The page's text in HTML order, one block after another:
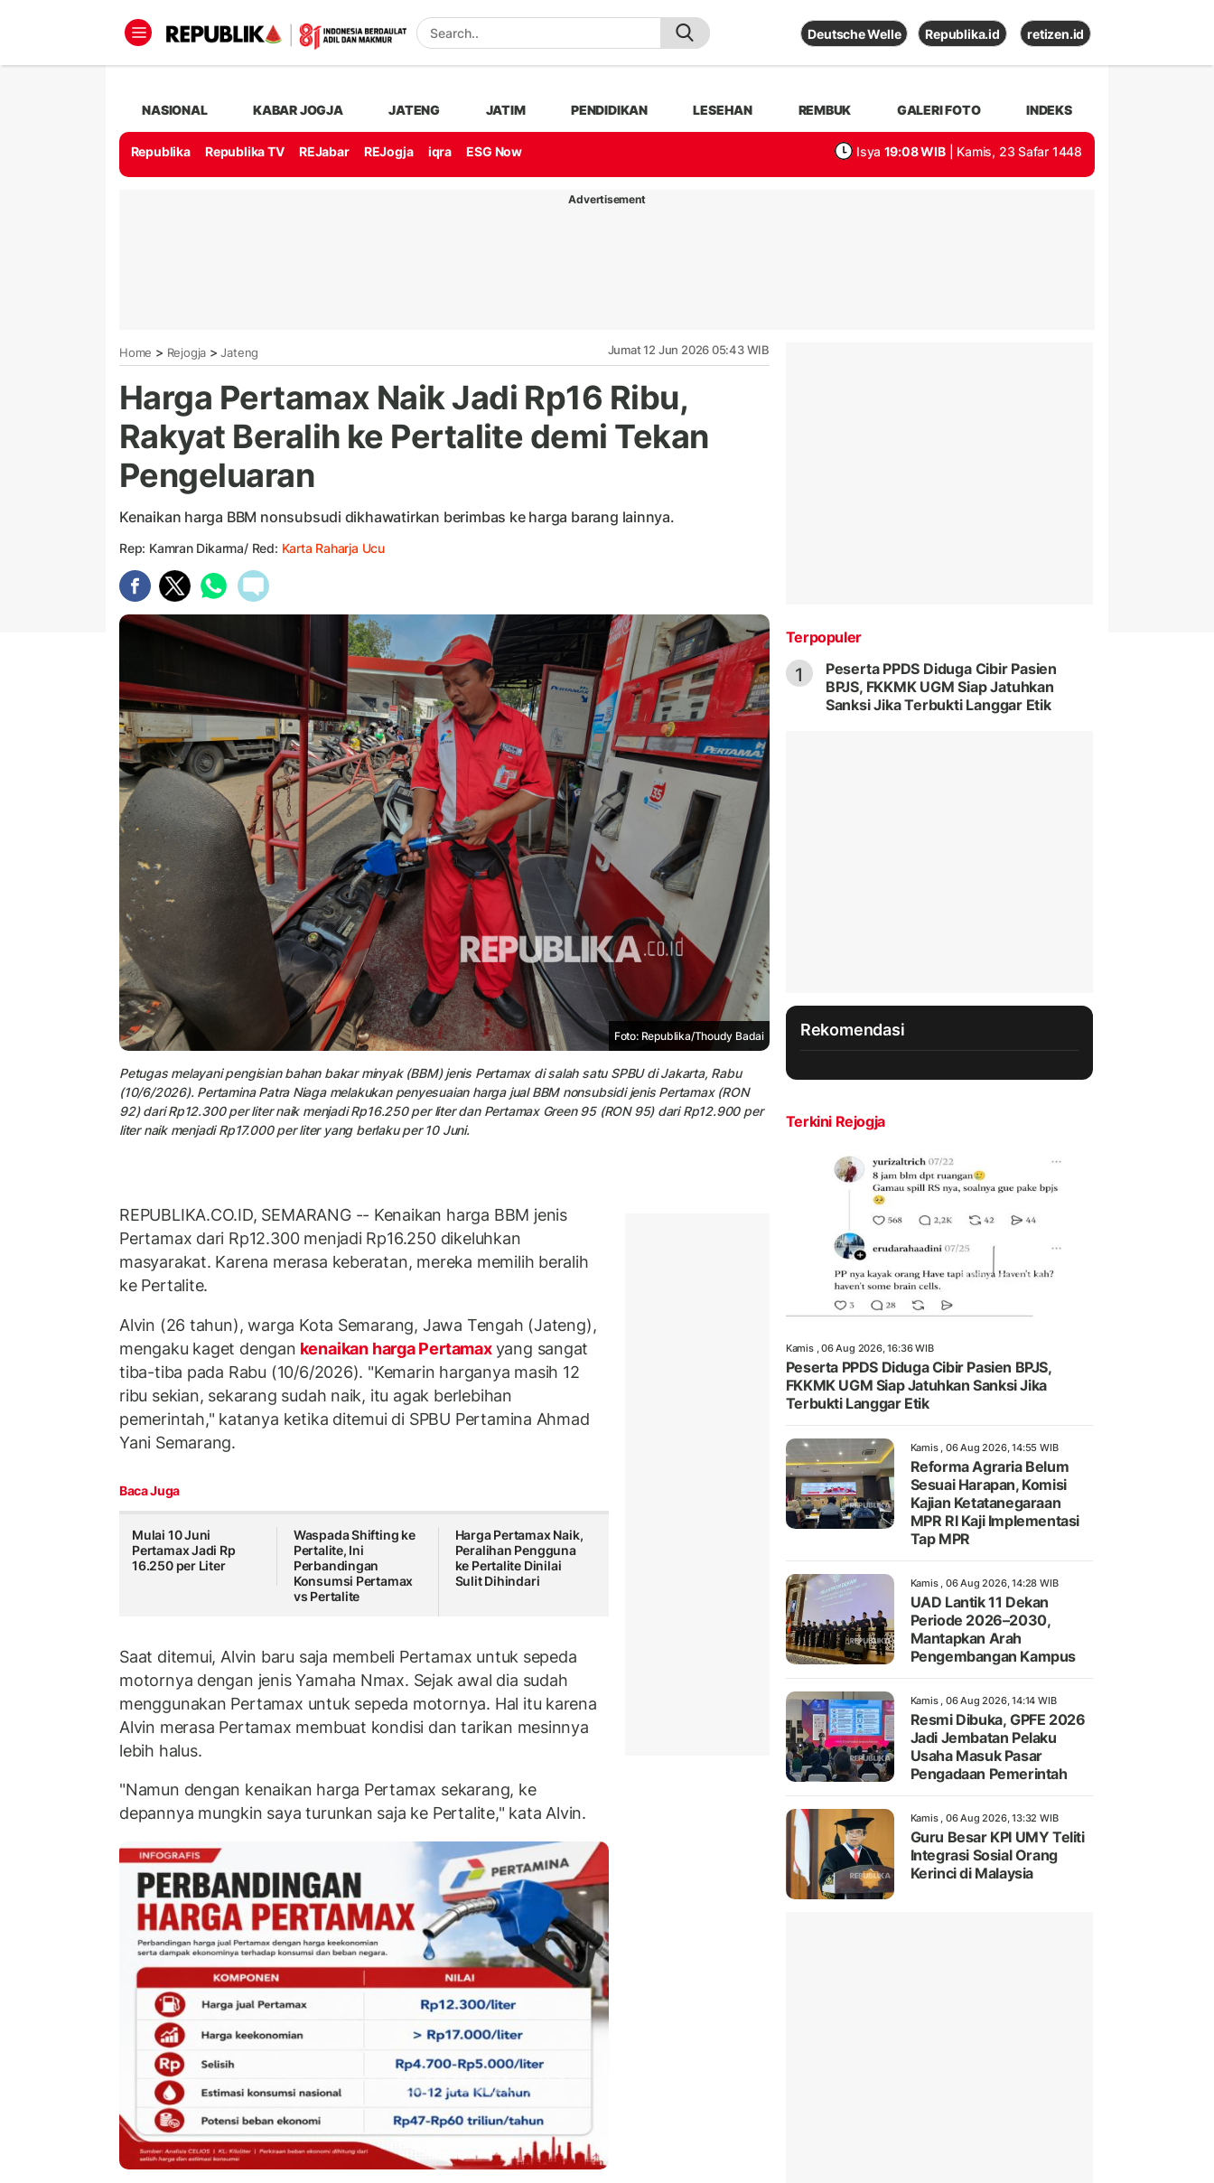
Deutsche Welle Republika.id retizen.id
NASIONAL KABAR JOGJA JATENG JATIM PENDIDIKAN LESEHAN REMBUK GALERI FOTO INDEKS
Republika Republika TV REJabar REJogja iqra ESG Now Isya 19:08 WIB | Kamis, 23 Safar 1448
Advertisement
Home > Rejogja > Jateng Jumat 12 Jun 2026 05:43 WIB
Harga Pertamax Naik Jadi Rp16 Ribu,
Rakyat Beralih ke Pertalite demi Tekan
Pengeluaran
Kenaikan harga BBM nonsubsudi dikhawatirkan berimbas ke harga barang lainnya.
Rep: Kamran Dikarma/ Red: Karta Raharja Ucu
Foto: Republika/Thoudy Badai
Petugas melayani pengisian bahan bakar minyak (BBM) jenis Pertamax di salah satu SPBU di Jakarta, Rabu
(10/6/2026). Pertamina Patra Niaga melakukan penyesuaian harga jual BBM nonsubsidi jenis Pertamax (RON
92) dari Rp12.300 per liter naik menjadi Rp16.250 per liter dan Pertamax Green 95 (RON 95) dari Rp12.900 per
liter naik menjadi Rp17.000 per liter yang berlaku per 10 Juni.
REPUBLIKA.CO.ID, SEMARANG -- Kenaikan harga BBM jenis
Pertamax dari Rp12.300 menjadi Rp16.250 dikeluhkan
masyarakat. Karena merasa keberatan, mereka memilih beralih
ke Pertalite.
Alvin (26 tahun), warga Kota Semarang, Jawa Tengah (Jateng),
mengaku kaget dengan kenaikan harga Pertamaxyang sangat
tiba-tiba pada Rabu (10/6/2026). "Kemarin harganya masih 12
ribu sekian, sekarang sudah naik, itu agak berlebihan
pemerintah," katanya ketika ditemui di SPBU Pertamina Ahmad
Yani Semarang.
Baca Juga
Mulai 10 Juni
Pertamax Jadi Rp
16.250 per Liter
Waspada Shifting ke
Pertalite, Ini
Perbandingan
Konsumsi Pertamax
vs Pertalite
Harga Pertamax Naik,
Peralihan Pengguna
ke Pertalite Dinilai
Sulit Dihindari
Saat ditemui, Alvin baru saja membeli Pertamax untuk sepeda
motornya dengan jenis Yamaha Nmax. Sejak awal dia sudah
menggunakan Pertamax untuk sepeda motornya. Hal itu karena
Alvin merasa Pertamax membuat kondisi dan tarikan mesinnya
lebih halus.
"Namun dengan kenaikan harga Pertamax sekarang, ke
depannya mungkin saya turunkan saja ke Pertalite," kata Alvin.
Terpopuler
1
Peserta PPDS Diduga Cibir Pasien
BPJS, FKKMK UGM Siap Jatuhkan
Sanksi Jika Terbukti Langgar Etik
Rekomendasi
Terkini Rejogja
Kamis , 06 Aug 2026, 16:36 WIB
Peserta PPDS Diduga Cibir Pasien BPJS,
FKKMK UGM Siap Jatuhkan Sanksi Jika
Terbukti Langgar Etik
Kamis , 06 Aug 2026, 14:55 WIB
Reforma Agraria Belum
Sesuai Harapan, Komisi
Kajian Ketatanegaraan
MPR RI Kaji Implementasi
Tap MPR
Kamis , 06 Aug 2026, 14:28 WIB
UAD Lantik 11 Dekan
Periode 2026–2030,
Mantapkan Arah
Pengembangan Kampus
Kamis , 06 Aug 2026, 14:14 WIB
Resmi Dibuka, GPFE 2026
Jadi Jembatan Pelaku
Usaha Masuk Pasar
Pengadaan Pemerintah
Kamis , 06 Aug 2026, 13:32 WIB
Guru Besar KPI UMY Teliti
Integrasi Sosial Orang
Kerinci di Malaysia